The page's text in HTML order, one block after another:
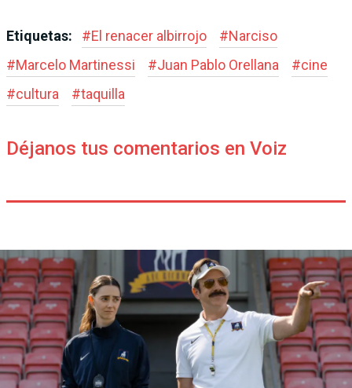
Etiquetas: #El renacer albirrojo #Narciso
#Marcelo Martinessi #Juan Pablo Orellana #cine
#cultura #taquilla
Déjanos tus comentarios en Voiz